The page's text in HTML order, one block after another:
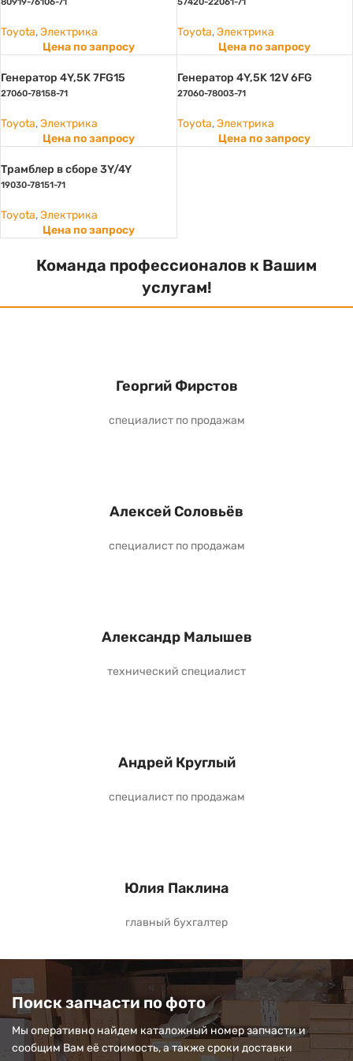
Toyota,Электрика
Цена по запросу
Toyota, Электрика
Цена по запросу
Генератор 4Y,5K 7FG15
27060-78158-71
Toyota,Электрика
Цена по запросу
Генератор 4Y,5K 12V 6FG
27060-78003-71
Toyota, Электрика
Цена по запросу
Трамблер в сборе 3Y/4Y
19030-78151-71
Toyota,Электрика
Цена по запросу
Команда профессионалов к Вашим
услугам!
Георгий Фирстов
специалист по продажам
Алексей Соловьёв
специалист по продажам
Александр Малышев
технический специалист
Андрей Круглый
специалист по продажам
Юлия Паклина
главный бухгалтер
Поиск запчасти по фото
Мы оперативно найдем каталожный номер запчасти и
сообщим Вам её стоимость, а также сроки доставки